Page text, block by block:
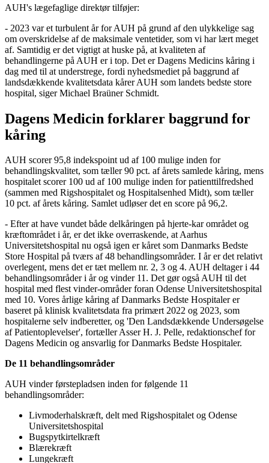
AUH's lægefaglige direktør tilføjer:
- 2023 var et turbulent år for AUH på grund af den ulykkelige sag
om overskridelse af de maksimale ventetider, som vi har lært meget
af. Samtidig er det vigtigt at huske på, at kvaliteten af
behandlingerne på AUH er i top. Det er Dagens Medicins kåring i
dag med til at understrege, fordi nyhedsmediet på baggrund af
landsdækkende kvalitetsdata kårer AUH som landets bedste store
hospital, siger Michael Braüner Schmidt.
Dagens Medicin forklarer baggrund for
kåring
AUH scorer 95,8 indekspoint ud af 100 mulige inden for
behandlingskvalitet, som tæller 90 pct. af årets samlede kåring, mens
hospitalet scorer 100 ud af 100 mulige inden for patienttilfredshed
(sammen med Rigshospitalet og Hospitalsenhed Midt), som tæller
10 pct. af årets kåring. Samlet udløser det en score på 96,2.
- Efter at have vundet både delkåringen på hjerte-kar området og
kræftområdet i år, er det ikke overraskende, at Aarhus
Universitetshospital nu også igen er kåret som Danmarks Bedste
Store Hospital på tværs af 48 behandlingsområder. I år er det relativt
overlegent, mens det er tæt mellem nr. 2, 3 og 4. AUH deltager i 44
behandlingsområder i år og vinder 11. Det gør også AUH til det
hospital med flest vinder-områder foran Odense Universitetshospital
med 10. Vores årlige kåring af Danmarks Bedste Hospitaler er
baseret på klinisk kvalitetsdata fra primært 2022 og 2023, som
hospitalerne selv indberetter, og 'Den Landsdækkende Undersøgelse
af Patientoplevelser', fortæller Asser H. J. Pelle, redaktionschef for
Dagens Medicin og ansvarlig for Danmarks Bedste Hospitaler.
De 11 behandlingsområder
AUH vinder førstepladsen inden for følgende 11
behandlingsområder:
Livmoderhalskræft, delt med Rigshospitalet og Odense
Universitetshospital
Bugspytkirtelkræft
Blærekræft
Lungekræft